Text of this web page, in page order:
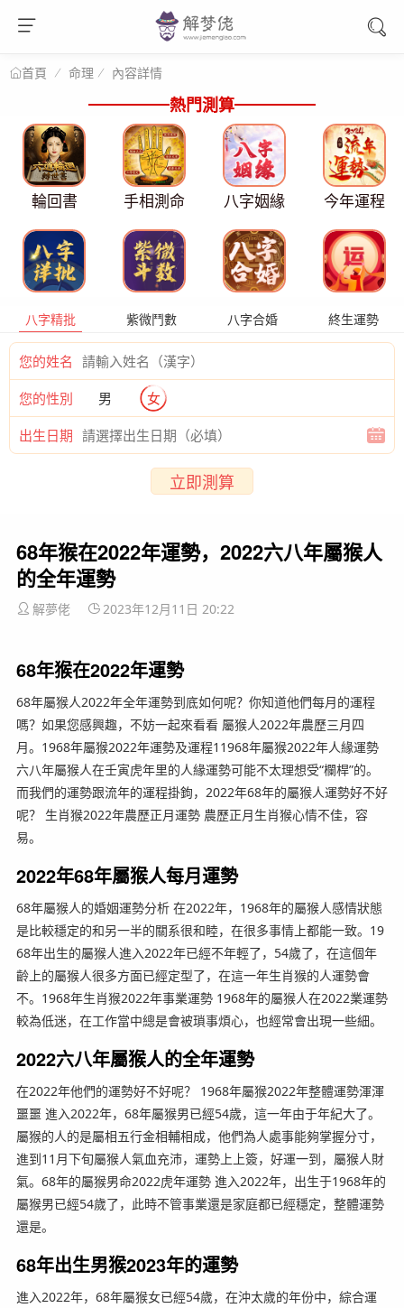
首頁 命理 內容詳情
熱門測算
輪回書 手相測命 八字姻緣 今年運程
八字精批 紫微鬥數 八字合婚 終生運勢
您的姓名
您的性別 男 女
出生日期
立即測算
68年猴在2022年運勢，2022六八年屬猴人
的全年運勢
解夢佬 2023年12月11日 20:22
68年猴在2022年運勢
68年屬猴人2022年全年運勢到底如何呢？你知道他們每月的運程
嗎？如果您感興趣，不妨一起來看看 屬猴人2022年農歷三月四
月。1968年屬猴2022年運勢及運程11968年屬猴2022年人緣運勢
六八年屬猴人在壬寅虎年里的人緣運勢可能不太理想受“欄桿”的。
而我們的運勢跟流年的運程掛鉤，2022年68年的屬猴人運勢好不好
呢？ 生肖猴2022年農歷正月運勢 農歷正月生肖猴心情不佳，容
易。
2022年68年屬猴人每月運勢
68年屬猴人的婚姻運勢分析 在2022年，1968年的屬猴人感情狀態
是比較穩定的和另一半的關系很和睦，在很多事情上都能一致。19
68年出生的屬猴人進入2022年已經不年輕了，54歲了，在這個年
齡上的屬猴人很多方面已經定型了，在這一年生肖猴的人運勢會
不。1968年生肖猴2022年事業運勢 1968年的屬猴人在2022業運勢
較為低迷，在工作當中總是會被瑣事煩心，也經常會出現一些細。
2022六八年屬猴人的全年運勢
在2022年他們的運勢好不好呢？ 1968年屬猴2022年整體運勢渾渾
噩噩 進入2022年，68年屬猴男已經54歲，這一年由于年紀大了。
屬猴的人的是屬相五行金相輔相成，他們為人處事能夠掌握分寸，
進到11月下旬屬猴人氣血充沛，運勢上上簽，好運一到，屬猴人財
氣。68年的屬猴男命2022虎年運勢 進入2022年，出生于1968年的
屬猴男已經54歲了，此時不管事業還是家庭都已經穩定，整體運勢
還是。
68年出生男猴2023年的運勢
進入2022年，68年屬猴女已經54歲，在沖太歲的年份中，綜合運